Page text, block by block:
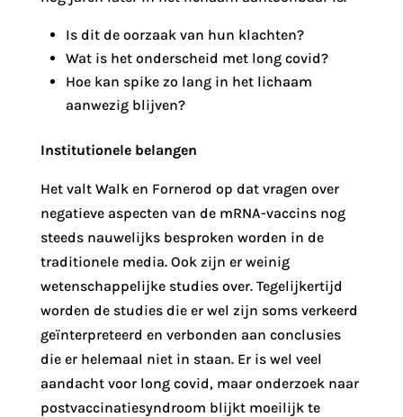
Is dit de oorzaak van hun klachten?
Wat is het onderscheid met long covid?
Hoe kan spike zo lang in het lichaam
aanwezig blijven?
Institutionele belangen
Het valt Walk en Fornerod op dat vragen over
negatieve aspecten van de mRNA-vaccins nog
steeds nauwelijks besproken worden in de
traditionele media. Ook zijn er weinig
wetenschappelijke studies over. Tegelijkertijd
worden de studies die er wel zijn soms verkeerd
geïnterpreteerd en verbonden aan conclusies
die er helemaal niet in staan. Er is wel veel
aandacht voor long covid, maar onderzoek naar
postvaccinatiesyndroom blijkt moeilijk te